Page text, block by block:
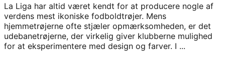
La Liga har altid været kendt for at producere nogle af
verdens mest ikoniske fodboldtrøjer. Mens
hjemmetrøjerne ofte stjæler opmærksomheden, er det
udebanetrøjerne, der virkelig giver klubberne mulighed
for at eksperimentere med design og farver. I ...